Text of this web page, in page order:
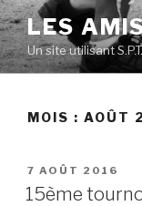
Skip
to
content
LES
Un site utilisant
MOIS : AOÛT
POSTED
ON
7 AOÛT 2016
15ème tournoi